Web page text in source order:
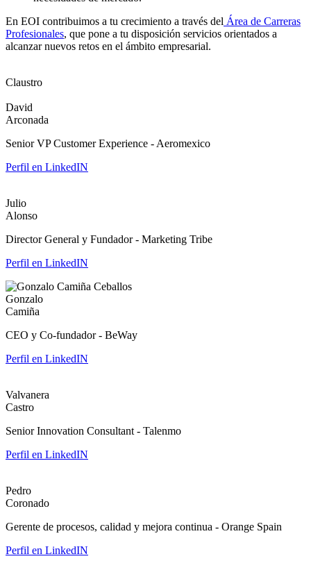
En EOI contribuimos a tu crecimiento a través del Área de Carreras
Profesionales, que pone a tu disposición servicios orientados a
alcanzar nuevos retos en el ámbito empresarial.
Claustro
David
Arconada
Senior VP Customer Experience - Aeromexico
Perfil en LinkedIN
Julio
Alonso
Director General y Fundador - Marketing Tribe
Perfil en LinkedIN
Gonzalo
Camiña
CEO y Co-fundador - BeWay
Perfil en LinkedIN
Valvanera
Castro
Senior Innovation Consultant - Talenmo
Perfil en LinkedIN
Pedro
Coronado
Gerente de procesos, calidad y mejora continua - Orange Spain
Perfil en LinkedIN